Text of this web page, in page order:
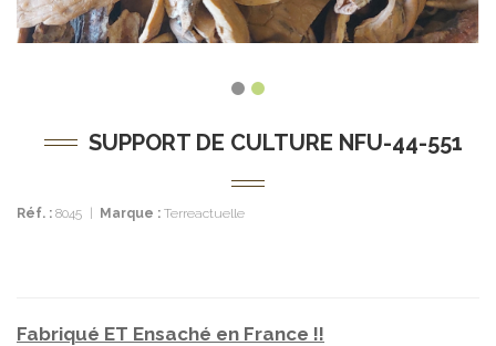
SUPPORT DE CULTURE NFU-44-551
Réf. : 8045 Marque : Terreactuelle
Fabriqué ET Ensaché en France !!